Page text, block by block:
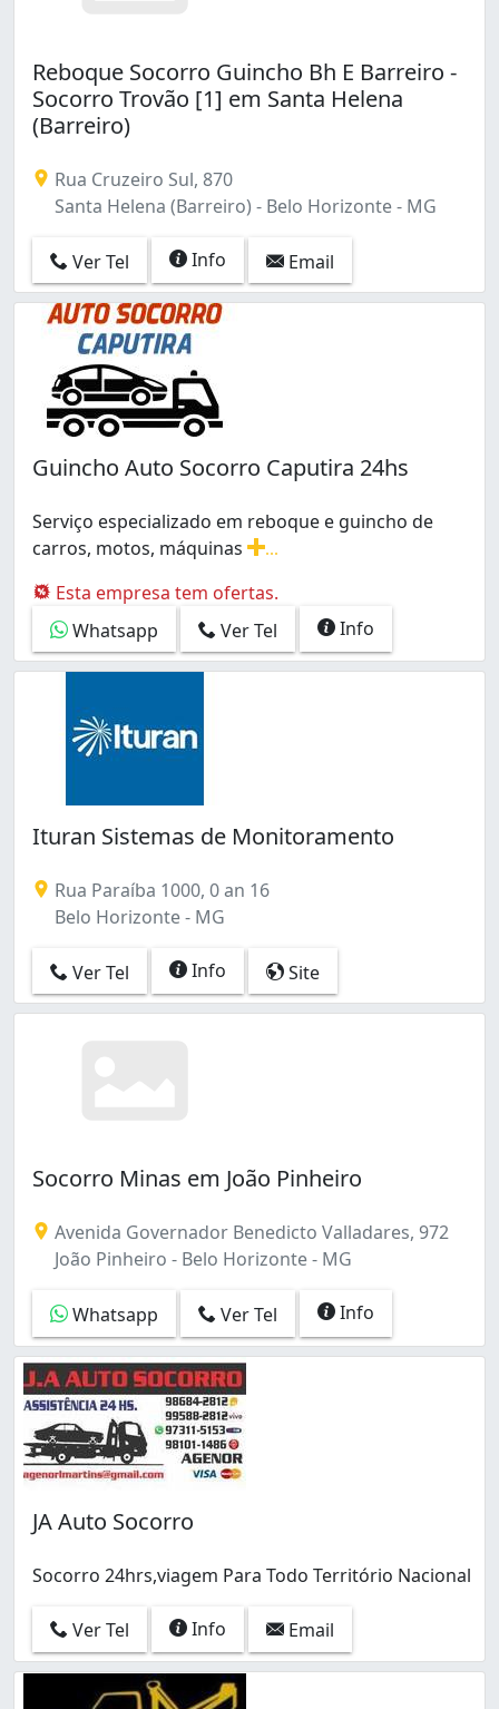
Reboque Socorro Guincho Bh E Barreiro -
Socorro Trovão [1] em Santa Helena
(Barreiro)
Rua Cruzeiro Sul, 870
Santa Helena (Barreiro) - Belo Horizonte - MG
Ver Tel Info Email
Guincho Auto Socorro Caputira 24hs
Serviço especializado em reboque e guincho de
carros, motos, máquinas
Esta empresa tem ofertas.
Whatsapp
Ver Tel Info
Ituran Sistemas de Monitoramento
Rua Paraíba 1000, 0 an 16
Belo Horizonte - MG
Ver Tel Info Site
Socorro Minas em João Pinheiro
Avenida Governador Benedicto Valladares, 972
João Pinheiro - Belo Horizonte - MG
Whatsapp Ver Tel Info
JA Auto Socorro
Socorro 24hrs,viagem Para Todo Território Nacional
Ver Tel Info Email